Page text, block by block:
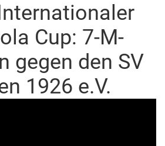
Cup: 7-M-
gegen den SV
1926 e.V.